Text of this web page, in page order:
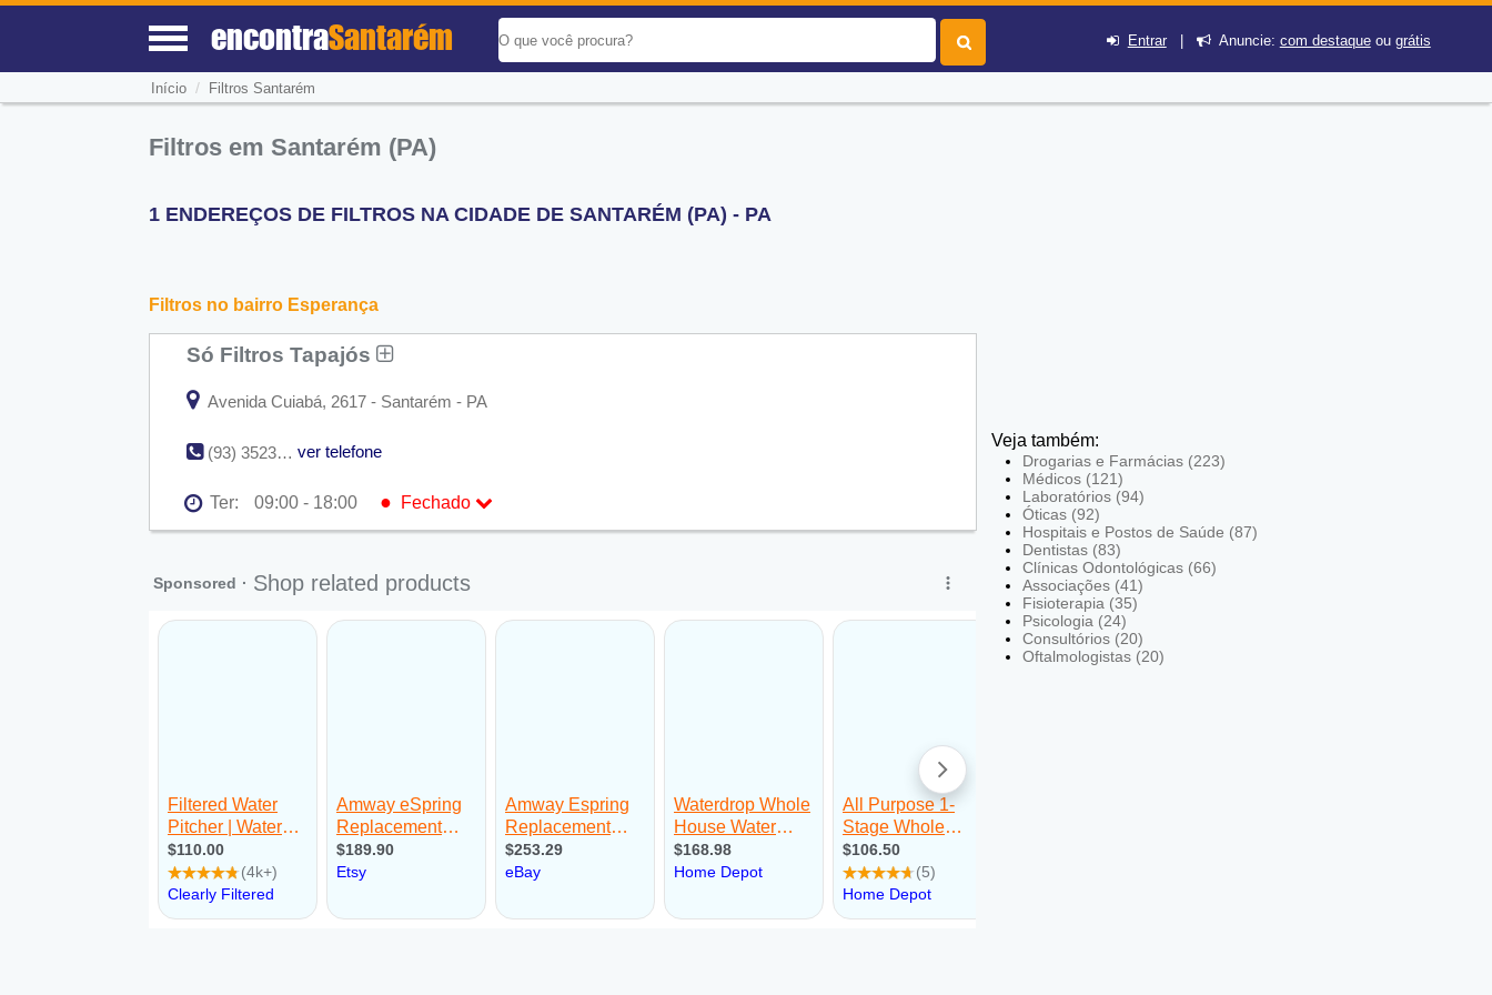
encontraSantarém Entrar| Anuncie: com destaqueou grátis
Início / Filtros Santarém
Filtros em Santarém (PA)
1 ENDEREÇOS DE FILTROS NA CIDADE DE SANTARÉM (PA) - PA
Filtros no bairro Esperança
Só Filtros Tapajós
Avenida Cuiabá, 2617 - Santarém - PA
(93) 3523-4522 ver telefone
Ter: 09:00 - 18:00 ● Fechado
Seg:
09:00 - 18:00
Qua:
09:00 - 18:00
09:00 - 18:00
Sex:
09:00 - 18:00
Veja também:
Drogarias e Farmácias (223)
Médicos (121)
Laboratórios (94)
Óticas (92)
Hospitais e Postos de Saúde (87)
Dentistas (83)
Clínicas Odontológicas (66)
Associações (41)
Fisioterapia (35)
Psicologia (24)
Consultórios (20)
Oftalmologistas (20)